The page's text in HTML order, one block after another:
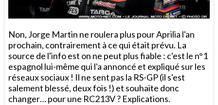
Non, Jorge Martin ne roulera plus pour Aprilia l'an
prochain, contrairement à ce qui était prévu. La
source de l'info est on ne peut plus fiable : c'est le n°1
espagnol lui-même qui l'a annoncé et expliqué sur les
réseaux sociaux ! Il ne sent pas la RS-GP (il s'est
salement blessé, deux fois !) et souhaite donc
changer… pour une RC213V ? Explications.